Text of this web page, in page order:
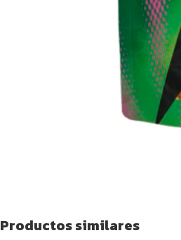
Productos similares